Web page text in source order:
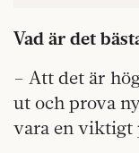
Vad är det
– Att det är
ut och prova
vara en viktigt